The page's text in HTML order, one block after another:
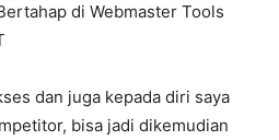
di Webmaster Tools
dan juga kepada diri saya
bisa jadi dikemudian